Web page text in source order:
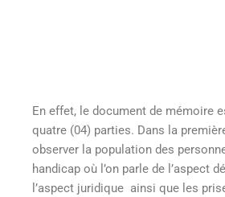
En effet, le document de mémoire
quatre (04) parties. Dans la
observer la population des
handicap où l’on parle de l’aspect
l’aspect juridique ainsi que les